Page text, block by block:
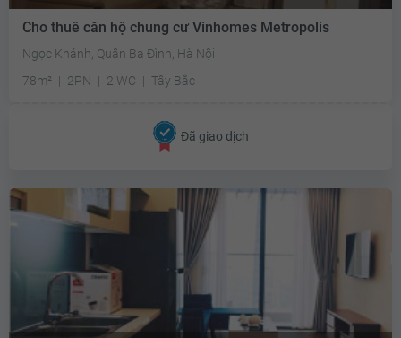
Cho thuê căn hộ chung cư Vinhomes Metropolis
Ngọc Khánh, Quận Ba Đình, Hà Nội
78m²
2PN 2 WC Tây Bắc
Đã giao dịch